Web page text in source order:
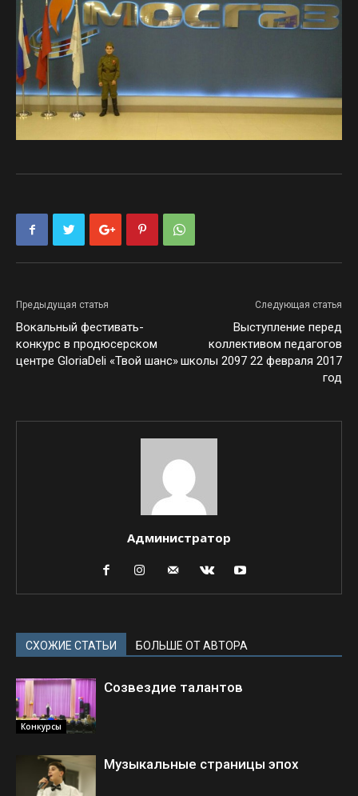
Предыдущая статья
Вокальный фестивать-
конкурс в продюсерском
центре GloriaDeli «Твой шанс»
Следующая статья
Выступление перед
коллективом педагогов
школы 2097 22 февраля 2017
год
Администратор
СХОЖИЕ СТАТЬИ БОЛЬШЕ ОТ АВТОРА
Конкурсы
Созвездие талантов
Музыкальные страницы эпох